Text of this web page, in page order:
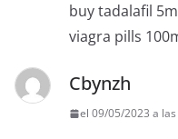
buy tadalafil
viagra pills
Cbynzh
el 09/05/2023 a